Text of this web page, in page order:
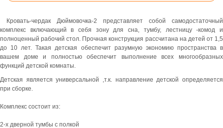
Кровать-чердак Дюймовочка-2 представляет собой самодостаточный
комплекс включающий в себя зону для сна, тумбу, лестницу -комод и
полноценный рабочий стол. Прочная конструкция рассчитана на детей от 1,5
до 10 лет. Такая детская обеспечит разумную экономию пространства в
вашем доме и полностью обеспечит выполнение всех многообразных
функций детской комнаты.
Детская является универсальной ,т.к. направление детской определяется
при сборке.
Комплекс состоит из:
2-х дверной тумбы с полкой